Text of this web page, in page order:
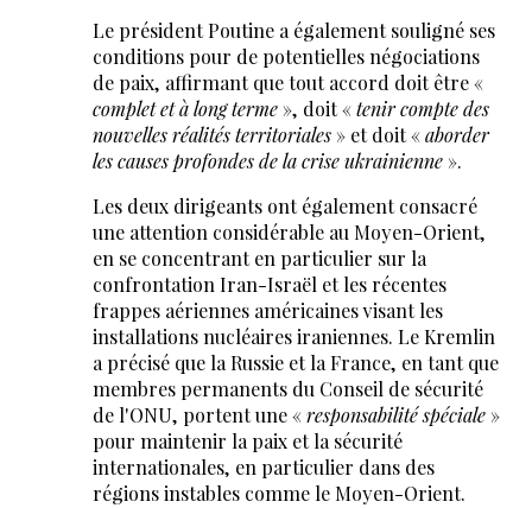
Le président Poutine a également souligné ses
conditions pour de potentielles négociations
de paix, affirmant que tout accord doit être «
complet et à long terme », doit «tenir compte des
nouvelles réalités territoriales » et doit «aborder
les causes profondes de la crise ukrainienne».
Les deux dirigeants ont également consacré
une attention considérable au Moyen-Orient,
en se concentrant en particulier sur la
confrontation Iran-Israël et les récentes
frappes aériennes américaines visant les
installations nucléaires iraniennes. Le Kremlin
a précisé que la Russie et la France, en tant que
membres permanents du Conseil de sécurité
de l'ONU, portent une «responsabilité spéciale»
pour maintenir la paix et la sécurité
internationales, en particulier dans des
régions instables comme le Moyen-Orient.